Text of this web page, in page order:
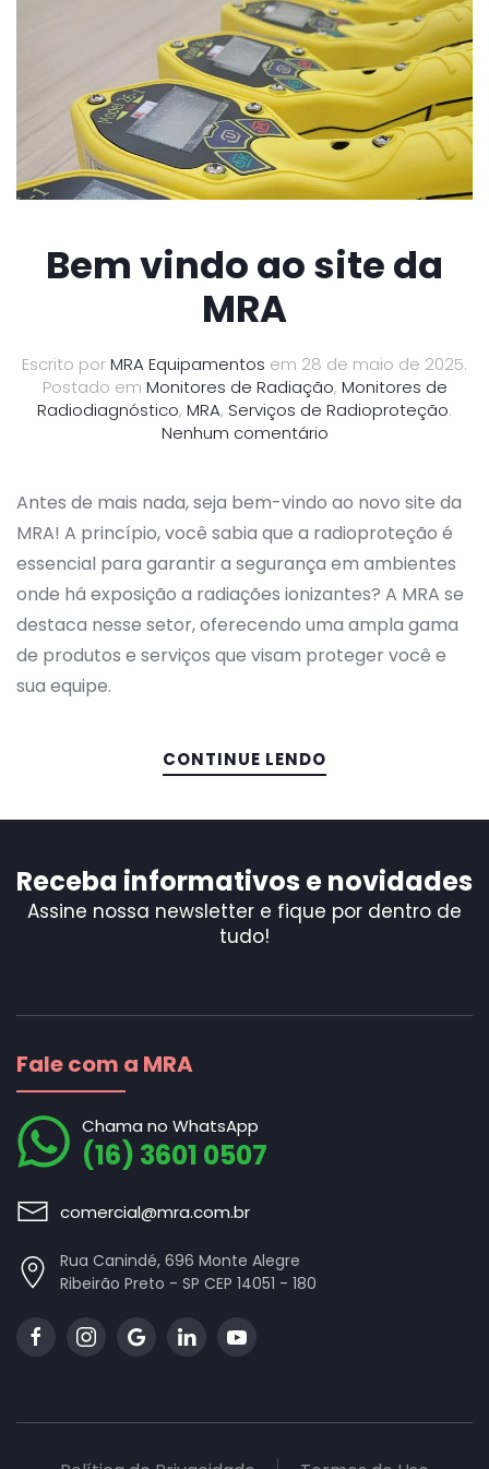
Bem vindo ao site da
MRA
Escrito porMRA Equipamentos em 28 de maio de 2025.
Postado em Monitores de Radiação, Monitores de
Radiodiagnóstico, MRA, Serviços de Radioproteção.
Nenhum comentárioem
ao
site
da
MRA
Antes de mais nada, seja bem-vindo ao novo site da
MRA! A princípio, você sabia que a radioproteção é
essencial para garantir a segurança em ambientes
onde há exposição a radiações ionizantes? A MRA se
destaca nesse setor, oferecendo uma ampla gama
de produtos e serviços que visam proteger você e
sua equipe.
CONTINUE LENDO
Receba informativos e novidades
Assine nossa newsletter e fique por dentro de
tudo!
Fale com a MRA
Chama no WhatsApp
(16) 3601 0507
comercial@mra.com.br
Rua Canindé, 696 Monte Alegre
Ribeirão Preto - SP CEP 14051 - 180